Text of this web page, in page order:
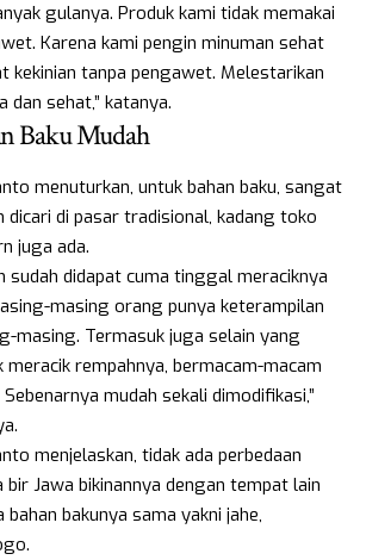
gulanya. Produk kami tidak memakai
Karena kami pengin minuman sehat
kekinian tanpa pengawet. Melestarikan
dan sehat,” katanya.
Baku Mudah
menuturkan, untuk bahan baku, sangat
dicari di pasar tradisional, kadang toko
juga ada.
sudah didapat cuma tinggal meraciknya
masing orang punya keterampilan
masing. Termasuk juga selain yang
meracik rempahnya, bermacam-macam
mudah sekali dimodifikasi,”
menjelaskan, tidak ada perbedaan
bir Jawa bikinannya dengan tempat lain
bahan bakunya sama yakni jahe,